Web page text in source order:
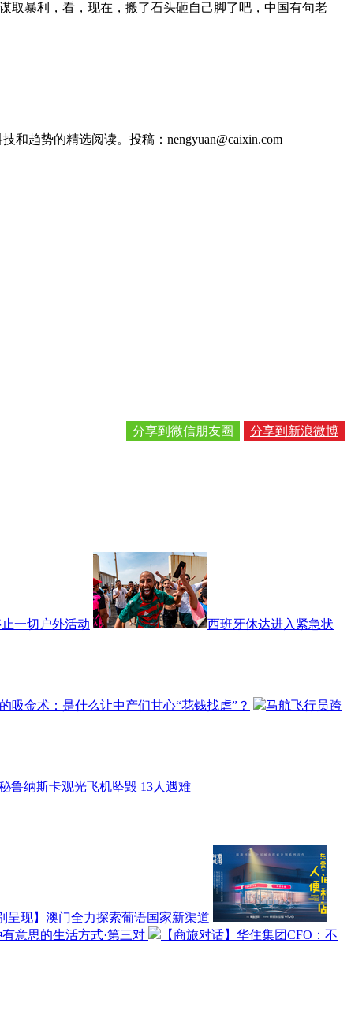
取暴利，看，现在，搬了石头砸自己脚了吧，中国有句老
趋势的精选阅读。投稿：nengyuan@caixin.com
分享到新浪微博
分享到微信朋友圈
一切户外活动 西班牙休达进入紧急状
吸金术：是什么让中产们甘心“花钱找虐”？ 马航飞行员跨
鲁纳斯卡观光飞机坠毁 13人遇难
呈现】澳门全力探索葡语国家新渠道
有意思的生活方式·第三对
【商旅对话】华住集团CFO：不